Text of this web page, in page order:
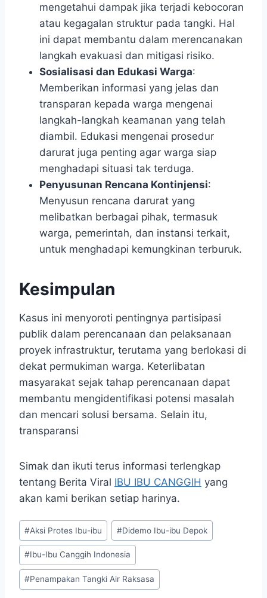
mengetahui dampak jika terjadi kebocoran
atau kegagalan struktur pada tangki. Hal
ini dapat membantu dalam merencanakan
langkah evakuasi dan mitigasi risiko.
Sosialisasi dan Edukasi Warga:
Memberikan informasi yang jelas dan
transparan kepada warga mengenai
langkah-langkah keamanan yang telah
diambil. Edukasi mengenai prosedur
darurat juga penting agar warga siap
menghadapi situasi tak terduga.
Penyusunan Rencana Kontinjensi:
Menyusun rencana darurat yang
melibatkan berbagai pihak, termasuk
warga, pemerintah, dan instansi terkait,
untuk menghadapi kemungkinan terburuk.
Kesimpulan
Kasus ini menyoroti pentingnya partisipasi
publik dalam perencanaan dan pelaksanaan
proyek infrastruktur, terutama yang berlokasi di
dekat permukiman warga. Keterlibatan
masyarakat sejak tahap perencanaan dapat
membantu mengidentifikasi potensi masalah
dan mencari solusi bersama. Selain itu,
transparansi
Simak dan ikuti terus informasi terlengkap
tentang Berita Viral IBU IBU CANGGIH yang
akan kami berikan setiap harinya.
Post
Tags:
#Aksi Protes Ibu-ibu #Didemo Ibu-ibu Depok
#Ibu-Ibu Canggih Indonesia
#Penampakan Tangki Air Raksasa